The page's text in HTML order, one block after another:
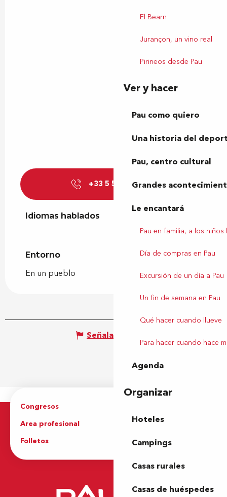
El Bearn
Jurançon, un vino real
Pirineos desde Pau
Ver y hacer
Pau como quiero
Una historia del
Pau, centro cultural
Grandes
Le encantará
Pau en familia, a los niños
Día de compras en Pau
Excursión de un día a Pau
Un fin de semana en Pau
Qué hacer cuando llueve
Para hacer cuando hace
Agenda
Organizar
Hoteles
Campings
Casas rurales
Casas de huéspedes
+33 5 59 68 48▒▒
Idiomas hablados
Idiomas hablados
Entorno
Entorno
En un pueblo
Señalar un error
Congresos
Area profesional
Prensa
Folletos
Oficina de Turismo